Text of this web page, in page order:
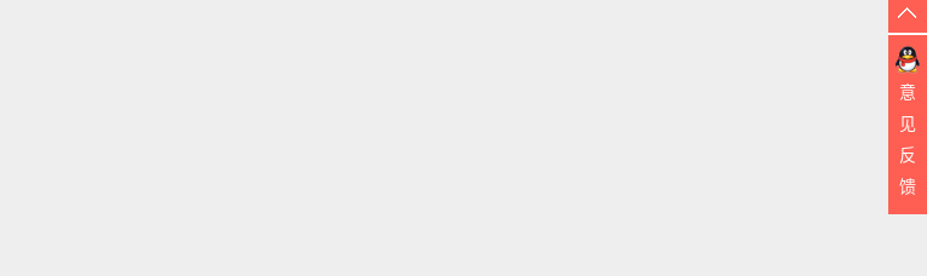
意
见
反
馈